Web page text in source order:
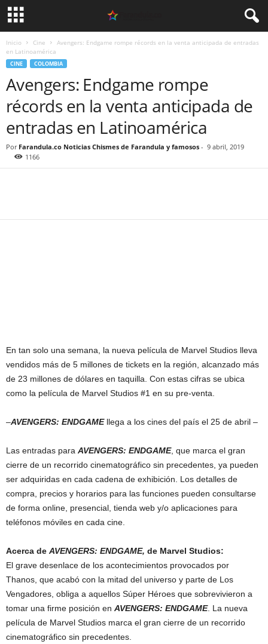
Inicio Cine
Avengers: Endgame rompe récords en la venta anticipada de entradas
en Latinoamérica
CINE COLOMBIA
Avengers: Endgame rompe
récords en la venta anticipada de
entradas en Latinoamérica
Por Farandula.co Noticias Chismes de Farandula y famosos - 9 abril, 2019
1166
En tan solo una semana, la nueva película de Marvel Studios lleva
vendidos más de 5 millones de tickets en la región, alcanzado más
de 23 millones de dólares en taquilla. Con estas cifras se ubica
como la película de Marvel Studios #1 en su pre-venta.
–AVENGERS: ENDGAMEllega a los cines del país el 25 de abril –
Las entradas para AVENGERS: ENDGAME, que marca el gran
cierre de un recorrido cinematográfico sin precedentes, ya pueden
ser adquiridas en cada cadena de exhibición. Los detalles de
compra, precios y horarios para las funciones pueden consultarse
de forma online, presencial, tienda web y/o aplicaciones para
teléfonos móviles en cada cine.
Acerca de AVENGERS: ENDGAME, de Marvel Studios:
El grave desenlace de los acontecimientos provocados por
Thanos, que acabó con la mitad del universo y parte de Los
Vengadores, obliga a aquellos Súper Héroes que sobrevivieron a
tomar una firme posición en AVENGERS: ENDGAME. La nueva
película de Marvel Studios marca el gran cierre de un recorrido
cinematográfico sin precedentes.